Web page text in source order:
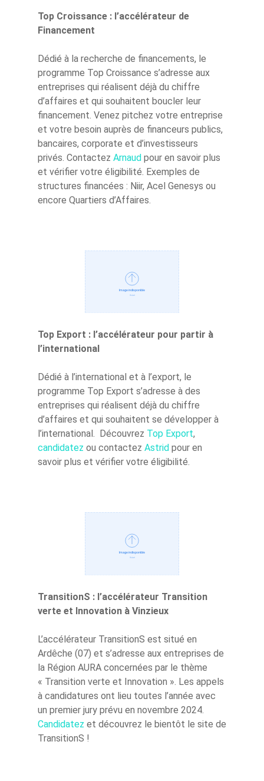
Top Croissance : l’accélérateur de
Financement
Dédié à la recherche de financements, le
programme Top Croissance s’adresse aux
entreprises qui réalisent déjà du chiffre
d’affaires et qui souhaitent boucler leur
financement. Venez pitchez votre entreprise
et votre besoin auprès de financeurs publics,
bancaires, corporate et d’investisseurs
privés. Contactez Arnaud pour en savoir plus
et vérifier votre éligibilité. Exemples de
structures financées : Niir, Acel Genesys ou
encore Quartiers d’Affaires.
Top Export : l’accélérateur pour partir à
l’international
Dédié à l’international et à l’export, le
programme Top Export s’adresse à des
entreprises qui réalisent déjà du chiffre
d’affaires et qui souhaitent se développer à
l’international. Découvrez Top Export,
candidatez ou contactez Astrid pour en
savoir plus et vérifier votre éligibilité.
TransitionS : l’accélérateur Transition
verte et Innovation à Vinzieux
L’accélérateur TransitionS est situé en
Ardêche (07) et s’adresse aux entreprises de
la Région AURA concernées par le thème
« Transition verte et Innovation ». Les appels
à candidatures ont lieu toutes l’année avec
un premier jury prévu en novembre 2024.
Candidatez et découvrez le bientôt le site de
TransitionS !
Créez votre
accélérateur
Nos
Actualités récentes
Nouvelles start-ups
Témoignages
Contact